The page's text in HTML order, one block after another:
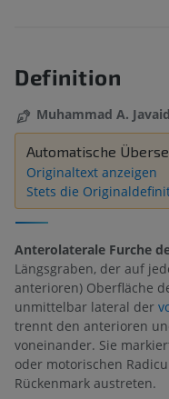
Definition
Muhammad A. Javaid
Automatische
Originaltext anzeigen
Stets die
Anterolaterale Furche
Längsgraben, der auf
anterioren) Oberfläche
unmittelbar lateral der
trennt den anterioren
voneinander. Sie
oder motorischen
Rückenmark austreten.